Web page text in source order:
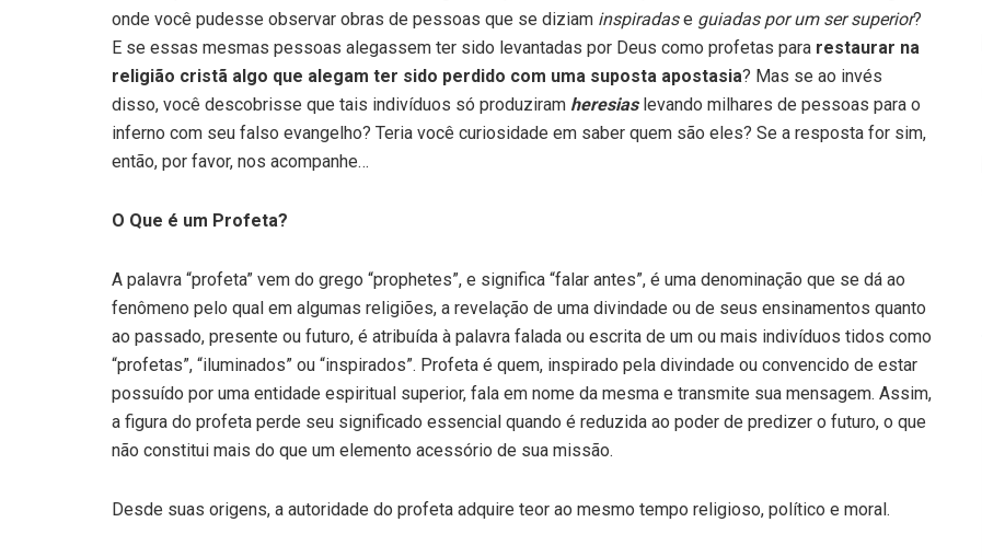
onde você pudesse observar obras de pessoas que se diziam inspiradase guiadas por um ser superior?
E se essas mesmas pessoas alegassem ter sido levantadas por Deus como profetas para restaurar na
religião cristã algo que alegam ter sido perdido com uma suposta apostasia? Mas se ao invés
disso, você descobrisse que tais indivíduos só produziram heresiaslevando milhares de pessoas para o
inferno com seu falso evangelho? Teria você curiosidade em saber quem são eles? Se a resposta for sim,
então, por favor, nos acompanhe…
O Que é um Profeta?
A palavra “profeta” vem do grego “prophetes”, e significa “falar antes”, é uma denominação que se dá ao
fenômeno pelo qual em algumas religiões, a revelação de uma divindade ou de seus ensinamentos quanto
ao passado, presente ou futuro, é atribuída à palavra falada ou escrita de um ou mais indivíduos tidos como
“profetas”, “iluminados” ou “inspirados”. Profeta é quem, inspirado pela divindade ou convencido de estar
possuído por uma entidade espiritual superior, fala em nome da mesma e transmite sua mensagem. Assim,
a figura do profeta perde seu significado essencial quando é reduzida ao poder de predizer o futuro, o que
não constitui mais do que um elemento acessório de sua missão.
Desde suas origens, a autoridade do profeta adquire teor ao mesmo tempo religioso, político e moral.